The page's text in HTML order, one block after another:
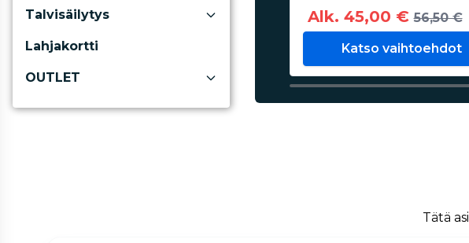
Talvisäilytys
Lahjakortti
OUTLET
Alk. 45,00 € 56,50 €
Katso vaihtoehdot
Tätä